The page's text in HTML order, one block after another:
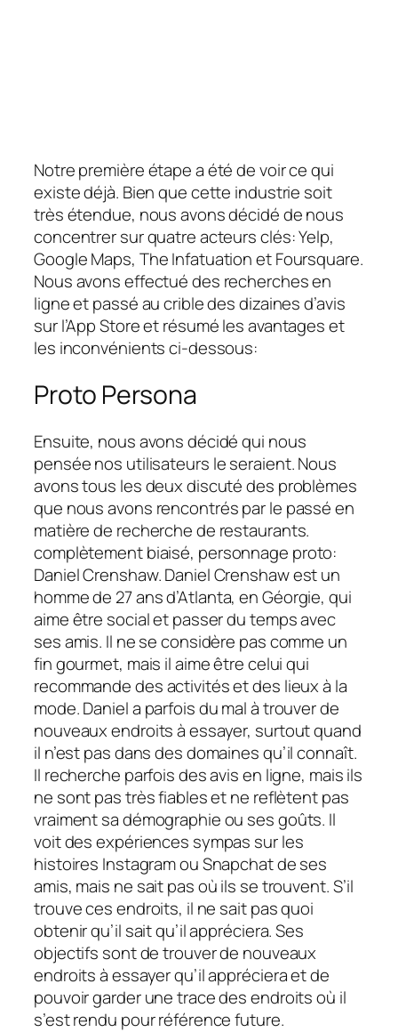
Notre première étape a été de voir ce qui
existe déjà. Bien que cette industrie soit
très étendue, nous avons décidé de nous
concentrer sur quatre acteurs clés: Yelp,
Google Maps, The Infatuation et Foursquare.
Nous avons effectué des recherches en
ligne et passé au crible des dizaines d’avis
sur l’App Store et résumé les avantages et
les inconvénients ci-dessous:
Proto Persona
Ensuite, nous avons décidé qui nous
penséenos utilisateurs le seraient. Nous
avons tous les deux discuté des problèmes
que nous avons rencontrés par le passé en
matière de recherche de restaurants.
complètement biaisé, personnage proto:
Daniel Crenshaw. Daniel Crenshaw est un
homme de 27 ans d’Atlanta, en Géorgie, qui
aime être social et passer du temps avec
ses amis. Il ne se considère pas comme un
fin gourmet, mais il aime être celui qui
recommande des activités et des lieux à la
mode. Daniel a parfois du mal à trouver de
nouveaux endroits à essayer, surtout quand
il n’est pas dans des domaines qu’il connaît.
Il recherche parfois des avis en ligne, mais ils
ne sont pas très fiables et ne reflètent pas
vraiment sa démographie ou ses goûts. Il
voit des expériences sympas sur les
histoires Instagram ou Snapchat de ses
amis, mais ne sait pas où ils se trouvent. S’il
trouve ces endroits, il ne sait pas quoi
obtenir qu’il sait qu’il appréciera. Ses
objectifs sont de trouver de nouveaux
endroits à essayer qu’il appréciera et de
pouvoir garder une trace des endroits où il
s’est rendu pour référence future.